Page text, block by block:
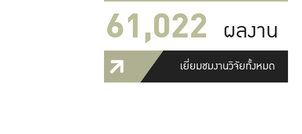
61,022 ผลงาน
เยี่ยมชมงานวิจัยทั้งหมด